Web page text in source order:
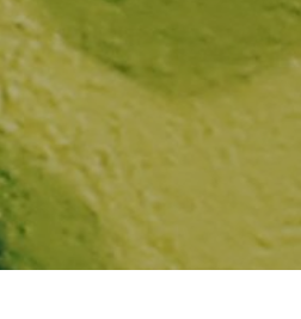
everyone else.